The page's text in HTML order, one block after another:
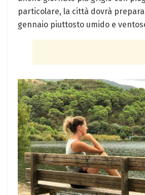
particolare, ⁣la città dovrà⁢
gennaio piuttosto umido e